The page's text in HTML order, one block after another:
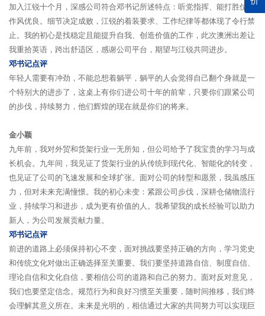
加入江锐十个月，深感公司符合邓书记所述特点：听党指挥、能打胜仗、
作风优良。细节决定成败，江锐的着装要求、工作纪律等都体现了令行禁
止。我的初心是找稳定且能提升自我、创造价值的工作，此次澳洲出差让
我重拾英语，跨出舒适区，感谢公司平台，期望与江锐共同进步。
邓书记点评
年轻人需要有冲劲，不能总想着躺平，躺平的人会觉得自己翻个身就是一
个特别大的进步了，这桌上有你们进公司十年的前辈，只要你们跟紧公司
的步伐，持续努力，他们辉煌的现在就是你们的将来。
金小颖
九年前，我对外贸和货架行业一无所知，但公司给予了我宝贵的学习与成
长机会。九年间，我见证了货架行业的从传统到现代化、智能化的转变，
也见证了公司的飞速发展和全球扩张。面对公司的转型和愿景，我虽感压
力，但对未来充满憧憬。我的初心未变：紧跟公司步伐，深耕仓储物流行
业，持续学习和进步，成为更有价值的人。我希望我的成长经验可以助力
新人，为公司发展贡献力量。
邓书记点评
前进的道路上必须保持初心不变，面对挑战要坚持正确的方向，学习党史
和传统文化对做出正确选择至关重要。我们要坚持道路自信、制度自信、
理论自信和文化自信，要相信公司的道路和自己的努力。面对反对意见，
我们也要坚定信念。规范行为和良好习惯至关重要，随时间推移，我们终
会理解其意义所在。未来是光明的，相信通过大家的共同努力可以实现巨